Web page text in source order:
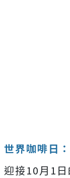
世界咖啡日
迎接10月1